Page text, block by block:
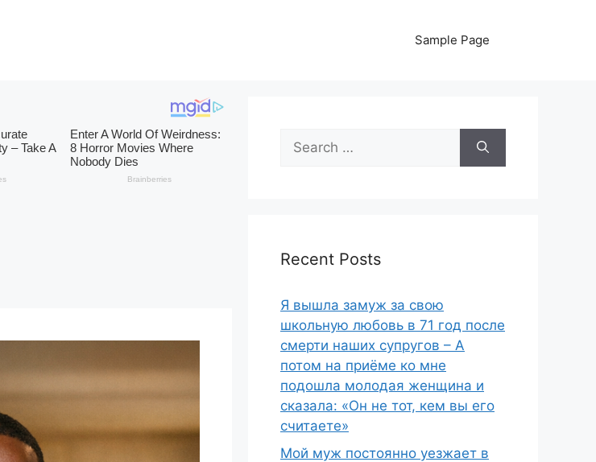
Sample Page
Search
for:
Recent Posts
Я вышла замуж за свою
школьную любовь в 71 год после
смерти наших супругов – А
потом на приёме ко мне
подошла молодая женщина и
сказала: «Он не тот, кем вы его
считаете»
Мой муж постоянно уезжает в